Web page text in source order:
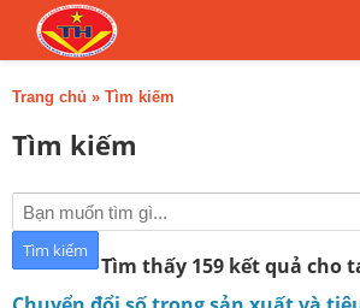
Trang chủ » Tìm kiếm
Tìm kiếm
Tìm thấy 159 kết quả cho